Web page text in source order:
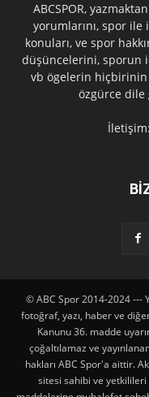
ABCSPOR,
yorumlarını, spor
konuları, ve spor
düşüncelerini, sporun
vb ögelerin hiçbirinin
özgürce
İletişim:
© ABC Spor 2014-2024 ---
fotoğraf, yazı, haber ve
Kanunu 36. madde
çoğaltılamaz ve
hakları ABC Spor'a aittir.
sitesi sahibi ve yetkilileri